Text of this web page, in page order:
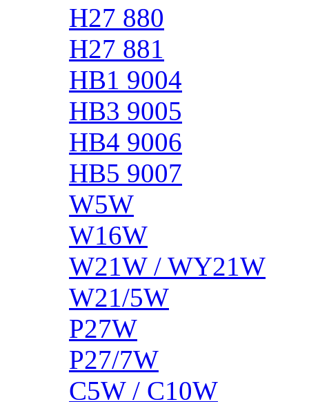
H27 880
H27 881
HB1 9004
HB3 9005
HB4 9006
HB5 9007
W5W
W16W
W21W / WY21W
W21/5W
P27W
P27/7W
C5W / C10W